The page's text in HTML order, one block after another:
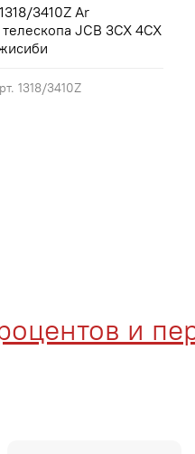
1318/3410Z
3410Z Ar
JCB 3CX 4CX
и